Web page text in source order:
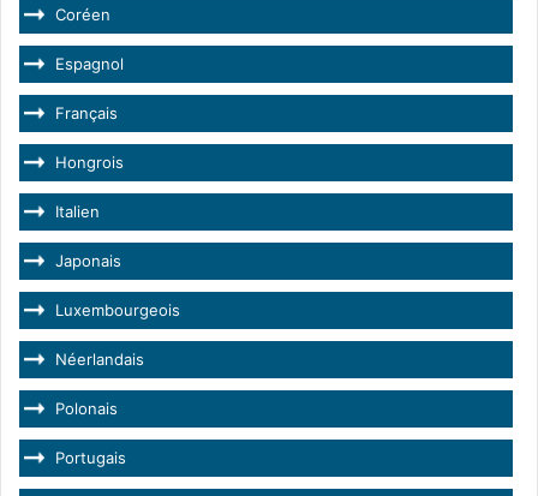
Coréen
Espagnol
Français
Hongrois
Italien
Japonais
Luxembourgeois
Néerlandais
Polonais
Portugais